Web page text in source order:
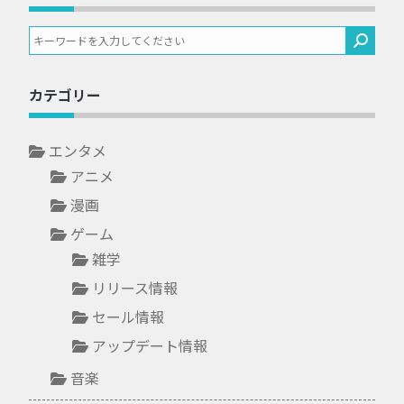
カテゴリー
エンタメ
アニメ
漫画
ゲーム
雑学
リリース情報
セール情報
アップデート情報
音楽